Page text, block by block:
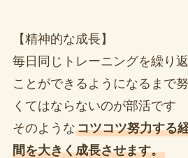
【精神的な成長】
毎日同じトレーニングを繰り
ことができるようになるまで
くてはならないのが部活です
そのようなコツコツ努力する
間を大きく成長させます。